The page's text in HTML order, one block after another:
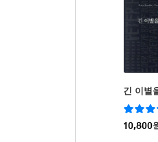
긴 이별
10,800